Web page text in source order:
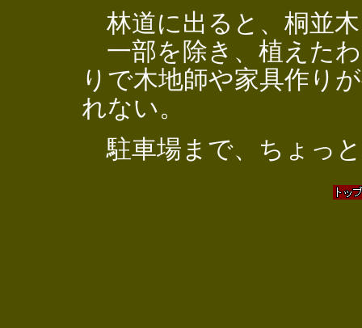
林道に出ると、桐並
一部を除き、植えた
りで木地師や家具作り
れない。
駐車場まで、ちょっ